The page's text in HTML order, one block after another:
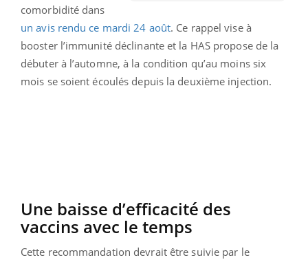
comorbidité dans
un avis rendu ce mardi 24 août. Ce rappel vise à
booster l’immunité déclinante et la HAS propose de la
débuter à l’automne, à la condition qu’au moins six
mois se soient écoulés depuis la deuxième injection.
Une baisse d’efficacité des
vaccins avec le temps
Cette recommandation devrait être suivie par le